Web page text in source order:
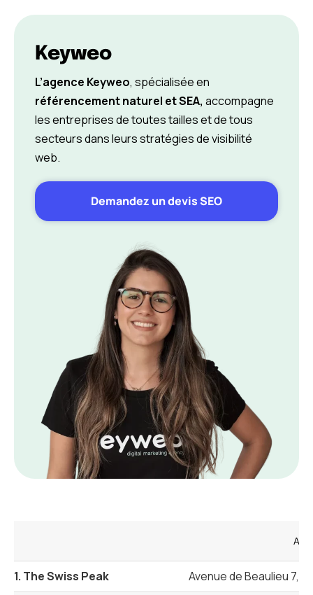
Keyweo
L’agence Keyweo, spécialisée en
référencement naturel et SEA, accompagne
les entreprises de toutes tailles et de tous
secteurs dans leurs stratégies de visibilité
web.
Demandez un devis SEO
1. The Swiss Peak
Avenue de Beaulieu 7,